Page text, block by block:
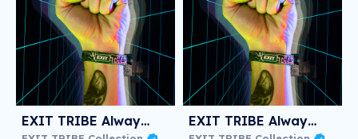
EXIT TRIBE Always! #297 EXIT TRIBE Always! #297